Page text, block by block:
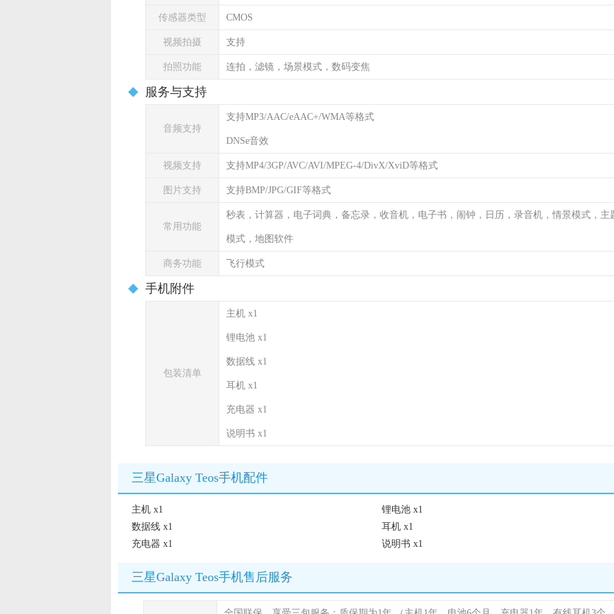
传感器类型 CMOS
视频拍摄 支持
拍照功能 连拍，滤镜，场景模式，数码变焦
服务与支持
音频支持
支持MP3/AAC/eAAC+/WMA等格式
DNSe音效
视频支持 支持MP4/3GP/AVC/AVI/MPEG-4/DivX/XviD等格式
图片支持 支持BMP/JPG/GIF等格式
常用功能
秒表，计算器，电子词典，备忘录，收音机，电子书，闹钟，日历，录音机，情景模式，主
模式，地图软件
商务功能 飞行模式
手机附件
包装清单
主机 x1
锂电池 x1
数据线 x1
耳机 x1
充电器 x1
说明书 x1
三星Galaxy Teos手机配件
主机 x1
锂电池 x1
数据线 x1
耳机 x1
充电器 x1
说明书 x1
三星Galaxy Teos手机售后服务